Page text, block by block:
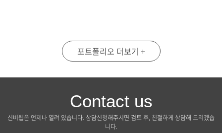
포트폴리오 더보기 +
Contact us
신비웹은 언제나 열려 있습니다. 상담신청해주시면 검토 후, 친절하게 상담해 드리겠습
니다.